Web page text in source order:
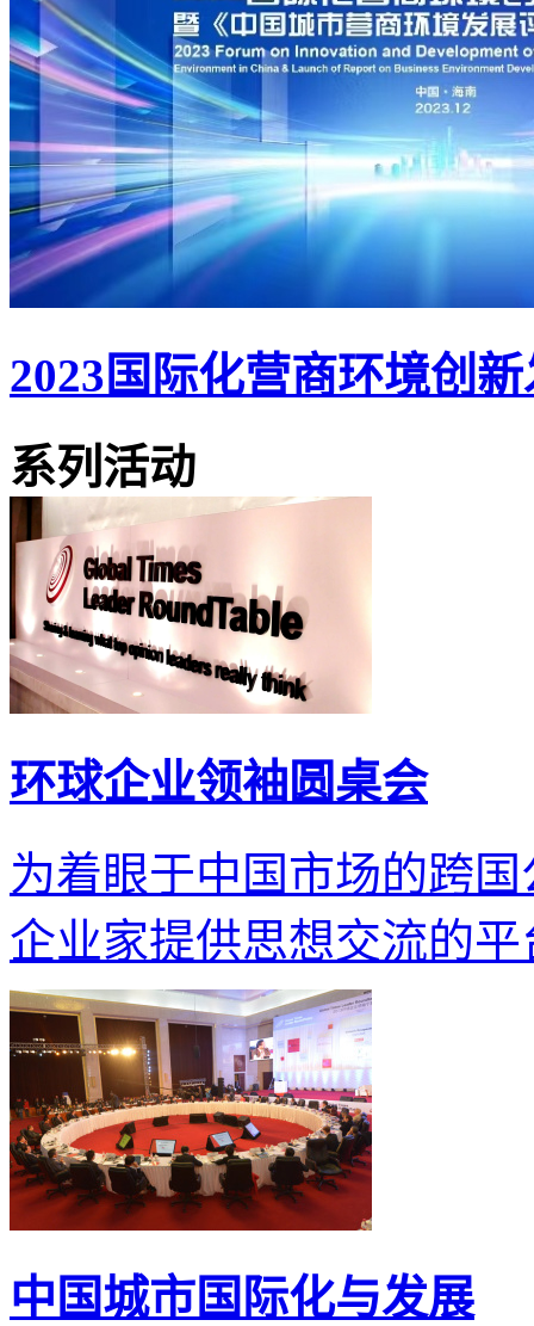
2023国际化营商环境创
系列活动
环球企业领袖圆桌会
为着眼于中国市场的跨
企业家提供思想交流的平
中国城市国际化与发展